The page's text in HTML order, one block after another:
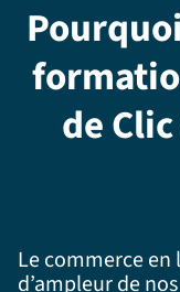
de
Le commerce
d’ampleur de